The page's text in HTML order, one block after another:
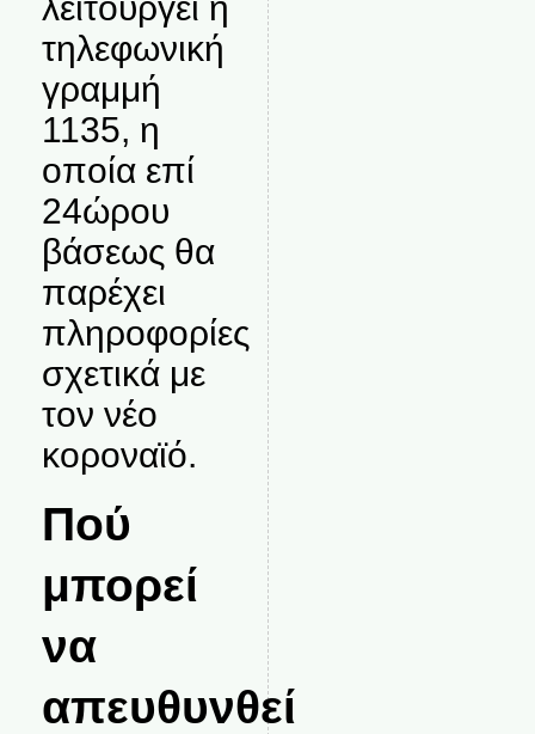
τηλεφωνική
γραμμή
1135, η
οποία επί
24ώρου
βάσεως θα
παρέχει
πληροφορίες
σχετικά με
τον νέο
κοροναϊό.
Πού
μπορεί
να
απευθυνθεί